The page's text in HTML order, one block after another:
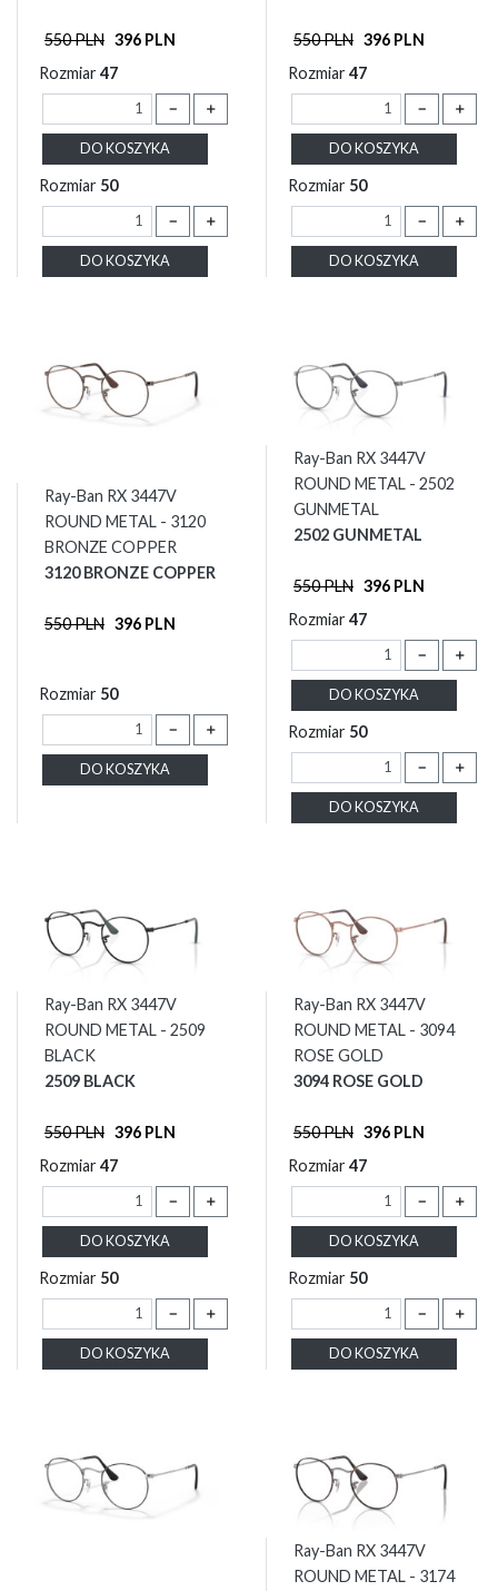
550 PLN 396 PLN
Rozmiar47
－ ＋
DO KOSZYKA
Rozmiar 50
－ ＋
DO KOSZYKA
550 PLN 396 PLN
Rozmiar47
－ ＋
DO KOSZYKA
Rozmiar 50
－ ＋
DO KOSZYKA
Ray-Ban RX 3447V
ROUND METAL - 3120
BRONZE COPPER
3120 BRONZE COPPER
550 PLN 396 PLN
Rozmiar 50
－ ＋
DO KOSZYKA
Ray-Ban RX 3447V
ROUND METAL - 2502
GUNMETAL
2502 GUNMETAL
550 PLN 396 PLN
Rozmiar47
－ ＋
DO KOSZYKA
Rozmiar 50
－ ＋
DO KOSZYKA
Ray-Ban RX 3447V
ROUND METAL - 2509
BLACK
2509 BLACK
550 PLN 396 PLN
Rozmiar47
－ ＋
DO KOSZYKA
Rozmiar 50
－ ＋
DO KOSZYKA
Ray-Ban RX 3447V
ROUND METAL - 3094
ROSE GOLD
3094 ROSE GOLD
550 PLN 396 PLN
Rozmiar47
－ ＋
DO KOSZYKA
Rozmiar 50
－ ＋
DO KOSZYKA
Ray-Ban RX 3447V
ROUND METAL - 3174